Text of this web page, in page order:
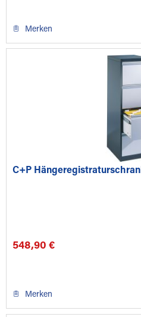
Merken
C+P
548,90 €
Merken